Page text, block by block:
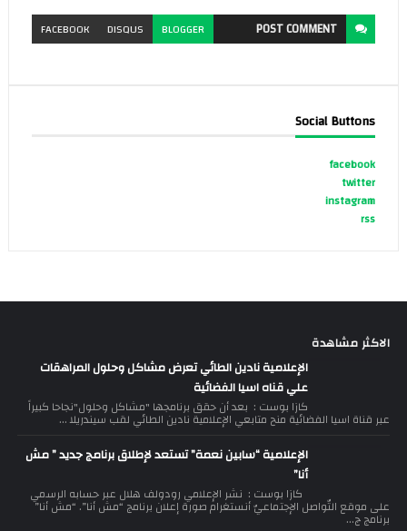
POSTCOMMENT
BLOGGER
DISQUS
FACEBOOK
Social Buttons
facebook
twitter
instagram
rss
الاكثر مشاهدة
الإعلامية نادين الطائي تعرض مشاكل وحلول المراهقات
علي قناه اسيا الفضائية
كازا بوست : بعد أن حقق برنامجها "مشاكل وحلول"نجاحا كبيراً
عبر قناة اسيا الفضائية منح متابعي الإعلامية نادين الطائي لقب سيندريلا ...
الإعلامية “سابين نعمة” تستعد لإطلاق برنامج جديد ” مش
أنا”
كازا بوست : نشر الإعلامي رودولف هلال عبر حسابه الرسمي
على موقع التّواصل الإجتماعيّ أنستغرام صورة إعلان برنامج “مش أنا”. “مش أنا”
برنامج ج...